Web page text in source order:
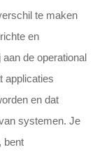
te maken
en
de operational
applicaties
en dat
systemen. Je
bent